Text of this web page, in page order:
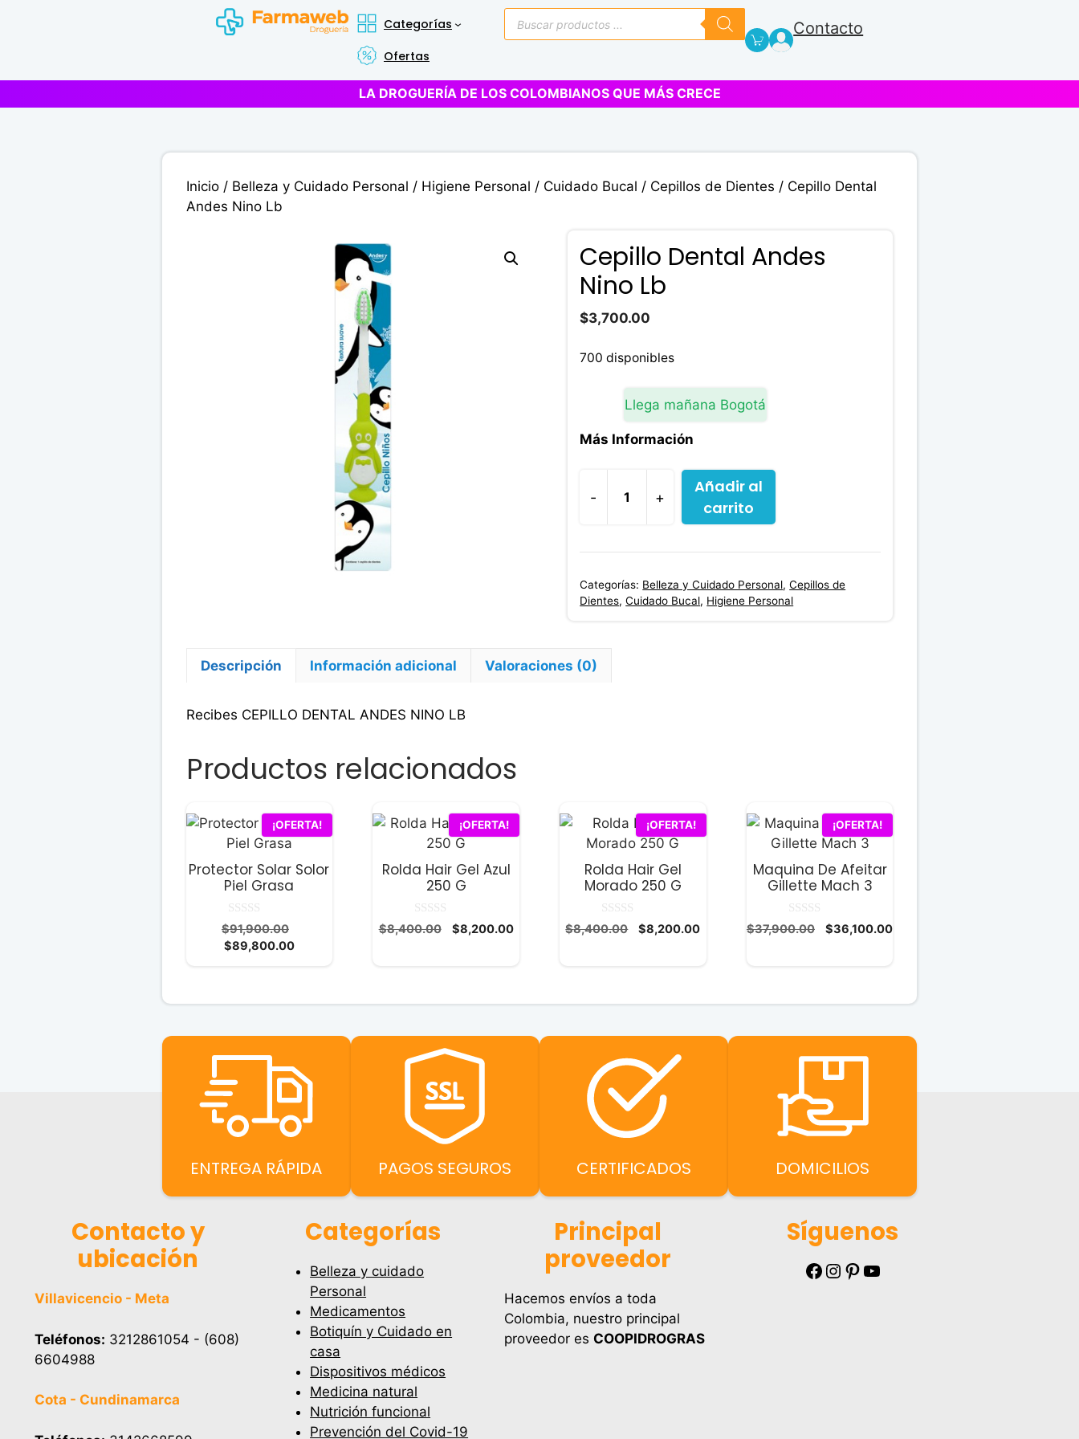
Categorías
Ofertas
Búsqueda
de
productos
Contacto
LA DROGUERÍA DE LOS COLOMBIANOS QUE MÁS CRECE
Inicio/ Belleza y Cuidado Personal / Higiene Personal / Cuidado Bucal / Cepillos de Dientes / Cepillo Dental
Andes Nino Lb
Cepillo Dental Andes
Nino Lb
$3,700.00
700 disponibles
Llega mañana Bogotá
Más Información
-
Dental
Andes
Lb
+
Añadir al
carrito
Categorías: Belleza y Cuidado Personal,Cepillos de
Dientes,Cuidado Bucal, Higiene Personal
Descripción Información adicional Valoraciones (0)
Recibes CEPILLO DENTAL ANDES NINO LB
Productos relacionados
¡OFERTA!
Protector Solar Solor
Piel Grasa
0
d
e
$91,900.00
$89,800.00El
¡OFERTA!
Rolda Hair Gel Azul
250 G
0
d
$8,400.00
El
$8,200.00El
¡OFERTA!
Rolda Hair Gel
Morado 250 G
0
d
$8,400.00
El
$8,200.00El
¡OFERTA!
Maquina De Afeitar
Gillette Mach 3
0
d
$37,900.00
El
$36,100.00El
$36,100.00.
ENTREGA RÁPIDA PAGOS SEGUROS CERTIFICADOS DOMICILIOS
Contacto y
ubicación
Villavicencio - Meta
Teléfonos: 3212861054 - (608)
6604988
Cota - Cundinamarca
Categorías
Belleza y cuidado
Personal
Medicamentos
Botiquín y Cuidado en
casa
Dispositivos médicos
Medicina natural
Nutrición funcional
Prevención del Covid-19
Principal
proveedor
Hacemos envíos a toda
Colombia, nuestro principal
proveedor es COOPIDROGRAS
Síguenos
Facebook Instagram Pinterest YouTube